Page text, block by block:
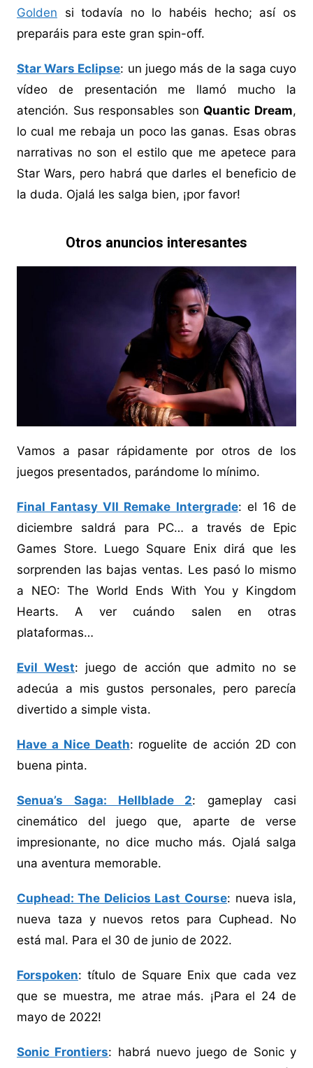
Golden si todavía no lo habéis hecho; así os
preparáis para este gran spin-off.
Star Wars Eclipse: un juego más de la saga cuyo
vídeo de presentación me llamó mucho la
atención. Sus responsables sonQuantic Dream,
lo cual me rebaja un poco las ganas. Esas obras
narrativas no son el estilo que me apetece para
Star Wars, pero habrá que darles el beneficio de
la duda. Ojalá les salga bien, ¡por favor!
Otros anuncios interesantes
Vamos a pasar rápidamente por otros de los
juegos presentados, parándome lo mínimo.
Final Fantasy VII Remake Intergrade: el 16 de
diciembre saldrá para PC… a través de Epic
Games Store. Luego Square Enix dirá que les
sorprenden las bajas ventas. Les pasó lo mismo
a NEO: The World Ends With You y Kingdom
Hearts. A ver cuándo salen en otras
plataformas…
Evil West: juego de acción que admito no se
adecúa a mis gustos personales, pero parecía
divertido a simple vista.
Have a Nice Death: roguelite de acción 2D con
buena pinta.
Senua’s Saga: Hellblade 2: gameplay casi
cinemático del juego que, aparte de verse
impresionante, no dice mucho más. Ojalá salga
una aventura memorable.
Cuphead: The Delicios Last Course: nueva isla,
nueva taza y nuevos retos para Cuphead. No
está mal. Para el 30 de junio de 2022.
Forspoken: título de Square Enix que cada vez
que se muestra, me atrae más. ¡Para el 24 de
mayo de 2022!
Sonic Frontiers: habrá nuevo juego de Sonic y